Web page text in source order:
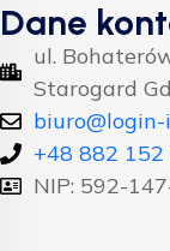
Dane
ul.
Starogard
+48 882 152
NIP: 592-